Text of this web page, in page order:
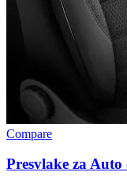
Compare
Presvlake za Auto